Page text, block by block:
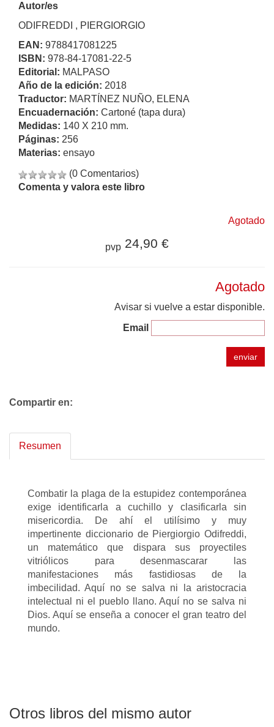
Autor/es
ODIFREDDI , PIERGIORGIO
EAN: 9788417081225
ISBN: 978-84-17081-22-5
Editorial: MALPASO
Año de la edición: 2018
Traductor: MARTÍNEZ NUÑO, ELENA
Encuadernación: Cartoné (tapa dura)
Medidas: 140 X 210 mm.
Páginas: 256
Materias: ensayo
(0 Comentarios)
Comenta y valora este libro
Agotado
pvp 24,90 €
Agotado
Avisar si vuelve a estar disponible.
Email
enviar
Compartir en:
Resumen
Combatir la plaga de la estupidez contemporánea
exige identificarla a cuchillo y clasificarla sin
misericordia. De ahí el utilísimo y muy
impertinente diccionario de Piergiorgio Odifreddi,
un matemático que dispara sus proyectiles
vitriólicos para desenmascarar las
manifestaciones más fastidiosas de la
imbecilidad. Aquí no se salva ni la aristocracia
intelectual ni el pueblo llano. Aquí no se salva ni
Dios. Aquí se enseña a conocer el gran teatro del
mundo.
Otros libros del mismo autor